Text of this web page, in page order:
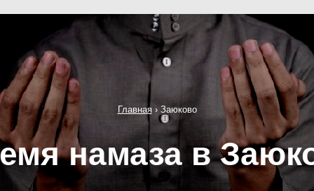
Главная› Заюково
намаза в